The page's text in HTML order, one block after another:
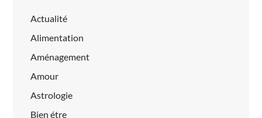
Actualité
Alimentation
Aménagement
Amour
Astrologie
Bien étre